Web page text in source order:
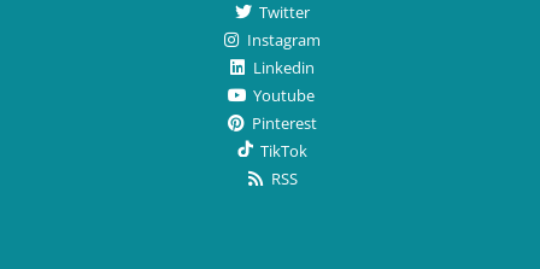
Twitter
Instagram
Linkedin
Youtube
Pinterest
TikTok
RSS